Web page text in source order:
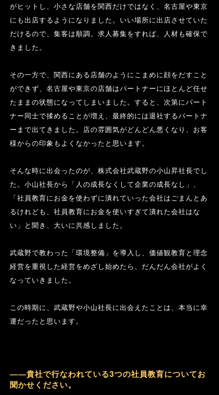
がヒットし、小さな店舗を関西だけではなく、名古屋や東京
にも出店するようになりました。いい場所に出店させていた
だけるので、集客は順調。求人募集をすれば、人材も確保で
きました。
その一方で、関西にある店舗のようにこまめに顔をだすこと
ができず、名古屋や東京の店舗はパートナーにほとんど任せ
たままの状態になってしまいました。すると、次第にパート
ナー同士で揉めることが増え、最終的には退社するパートナ
ーまで出てきました。店の雰囲気がどんどん悪くなり、お客
様からの印象もよくなかったと思います。
そんな時に出会ったのが、株式会社武蔵野の小山昇社長でし
た。小山社長から「人の成長なくして企業の成長なし」、
「社員教育にお金を使わずに潰れていった会社はごまんとあ
るけれども、社員教育にお金を使いすぎて潰れた会社はな
い」と聞き、大いに共感しました。
武蔵野で教わった「環境整備」を導入し、価値観教育と理念
経営を重視した経営をめざし始めたら、だんだん会社がよく
なっていきました。
この時期に、武蔵野や小山社長に出会えたことは、本当に幸
運だったと思います。
――貴社で行なわれている3つの社員教育についてお
聞かせください。